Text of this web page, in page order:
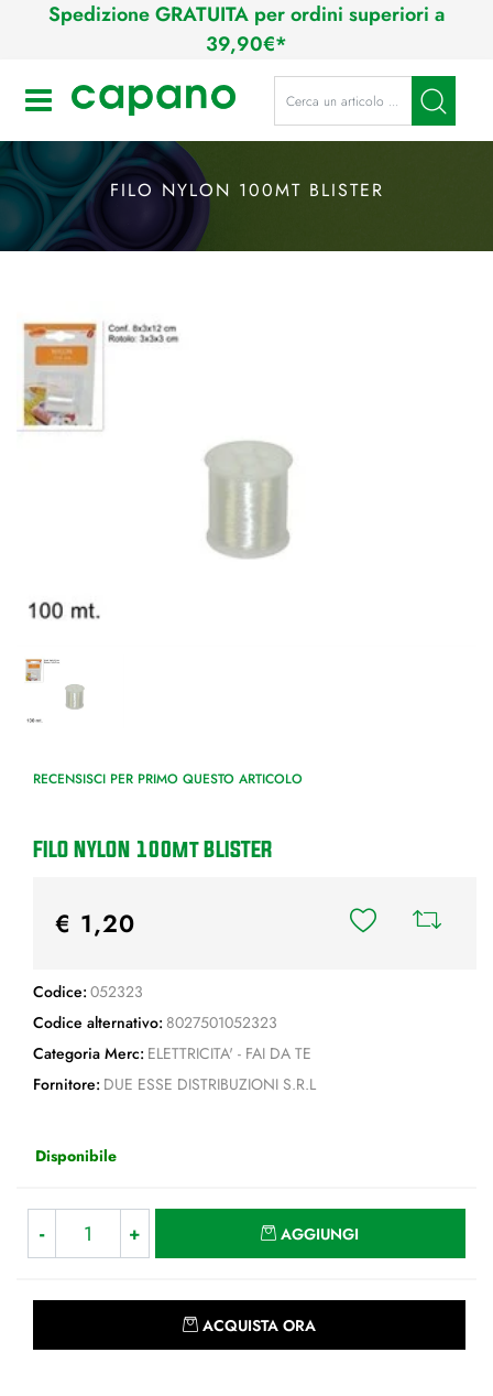
Spedizione GRATUITA per ordini superiori a
39,90€*
Open La modifica di un filtro
FILO NYLON 100MT BLISTER
RECENSISCI PER PRIMO QUESTO ARTICOLO
FILO NYLON 100mt BLISTER
€ 1,20
Codice: 052323
Codice alternativo: 8027501052323
Categoria Merc: ELETTRICITA' - FAI DA TE
Fornitore: DUE ESSE DISTRIBUZIONI S.R.L
Disponibile
AGGIUNGI
ACQUISTA ORA